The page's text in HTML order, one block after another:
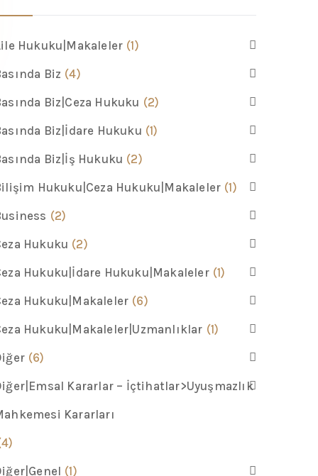
Hukuku|Makaleler (1)
Biz (4)
Biz|Ceza Hukuku (2)
Biz|İdare Hukuku (1)
Biz|İş Hukuku (2)
Hukuku|Ceza Hukuku|Makaleler (1)
(2)
Hukuku (2)
Hukuku|İdare Hukuku|Makaleler (1)
Hukuku|Makaleler (6)
Hukuku|Makaleler|Uzmanlıklar (1)
(6)
Kararlar – İçtihatlar>Uyuşmazlık
Kararları
(1)